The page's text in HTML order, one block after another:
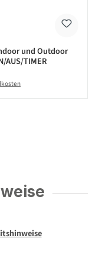
und Outdoor
AUS/TIMER